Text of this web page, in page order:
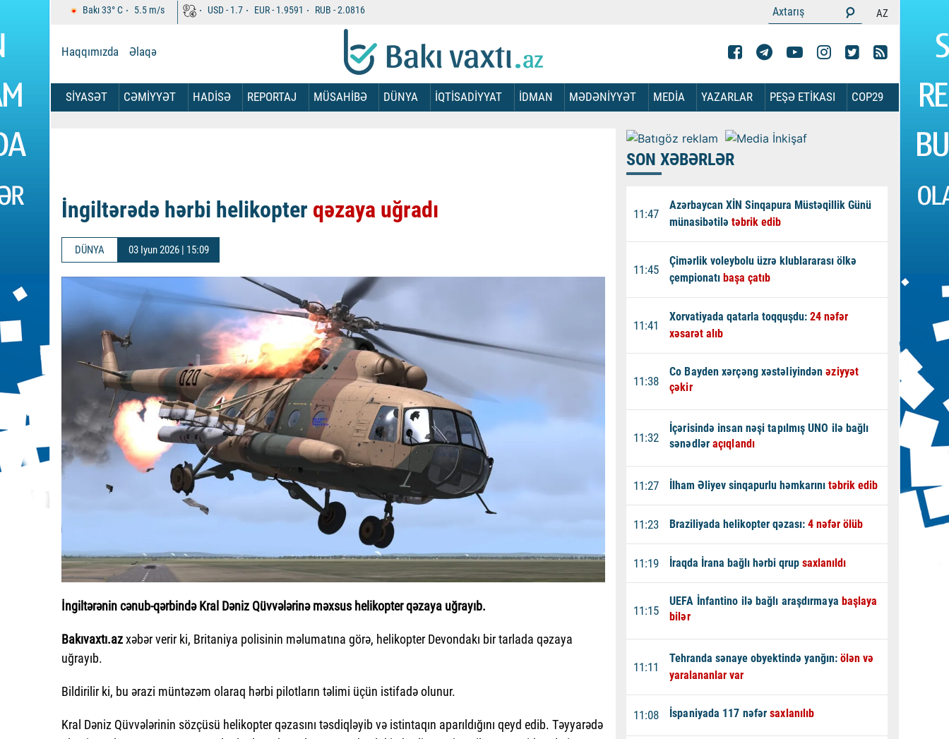
Bakı33°C 5.5m/s USD -1.7 EUR -1.9591 RUB -2.0816 AZ
Haqqımızda Əlaqə
SİYASƏT CƏMİYYƏT HADİSƏ REPORTAJ MÜSAHİBƏ DÜNYA İQTİSADİYYAT İDMAN MƏDƏNİYYƏT MEDİA YAZARLAR PEŞƏ ETİKASI COP29
İngiltərədə hərbi helikopter qəzaya uğradı
DÜNYA 03 Iyun 2026 | 15:09
İngiltərənin cənub-qərbində Kral Dəniz Qüvvələrinə məxsus helikopter qəzaya uğrayıb.
Bakıvaxtı.azxəbər verir ki, Britaniya polisinin məlumatına görə, helikopter Devondakı bir tarlada qəzaya
uğrayıb.
Bildirilir ki, bu ərazi müntəzəm olaraq hərbi pilotların təlimi üçün istifadə olunur.
Kral Dəniz Qüvvələrinin sözçüsü helikopter qəzasını təsdiqləyib və istintaqın aparıldığını qeyd edib. Təyyarədə
SON XƏBƏRLƏR
11:47
Azərbaycan XİN Sinqapura Müstəqillik Günü
münasibətilətəbrik edib
11:45
Çimərlik voleybolu üzrə klublararası ölkə
çempionatıbaşa çatıb
11:41
Xorvatiyada qatarla toqquşdu: 24 nəfər
xəsarət alıb
11:38
Co Bayden xərçəng xəstəliyindən əziyyət
çəkir
11:32
İçərisində insan nəşi tapılmış UNO ilə bağlı
sənədləraçıqlandı
11:27 İlham Əliyev sinqapurlu həmkarını təbrik edib
11:23 Braziliyada helikopter qəzası:4 nəfər ölüb
11:19 İraqda İrana bağlı hərbi qrupsaxlanıldı
11:15
UEFA İnfantino ilə bağlı araşdırmaya başlaya
bilər
11:11
Tehranda sənaye obyektində yanğın:ölən və
yaralananlar var
11:08 İspaniyada 117 nəfərsaxlanılıb